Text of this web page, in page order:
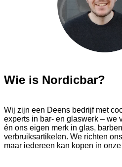
Wie is Nordicbar?
Wij zijn een Deens bedrijf met
experts in bar- en glaswerk – we
én ons eigen merk in glas,
verbruiksartikelen. We richten
maar iedereen kan kopen in